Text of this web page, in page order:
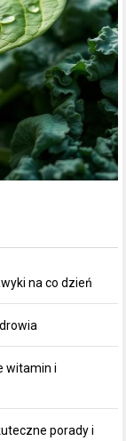
na co dzień
witamin i
porady i